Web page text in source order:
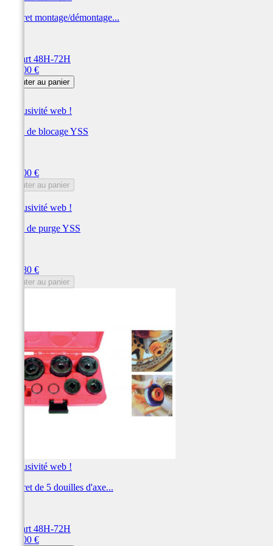
Coffret montage/démontage...
Départ 48H-72H
324,00 €
Ajouter au panier
Exclusivité web !
Outil de blocage YSS
318,00 €
Ajouter au panier
Exclusivité web !
Outil de purge YSS
274,80 €
Ajouter au panier
Exclusivité web !
Coffret de 5 douilles d'axe...
Départ 48H-72H
270,00 €